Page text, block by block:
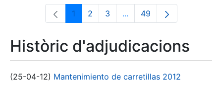
Pàgina
1 Pàgina
2 Pàgina
3 ...Pàgines intermèdies
Pàgina
49
Històric d'adjudicacions
(25-04-12) Mantenimiento de carretillas 2012